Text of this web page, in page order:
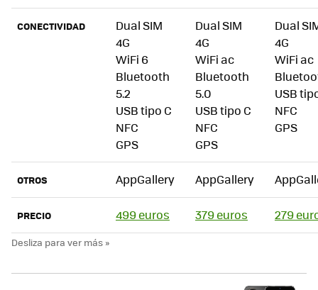
CONECTIVIDAD
Dual SIM
4G
WiFi 6
Bluetooth
5.2
USB tipo C
NFC
GPS
Dual SIM
4G
WiFi ac
Bluetooth
5.0
USB tipo C
NFC
GPS
Dual
4G
WiFi ac
USB
NFC
GPS
OTROS AppGallery AppGallery
PRECIO 499 euros 379 euros 279